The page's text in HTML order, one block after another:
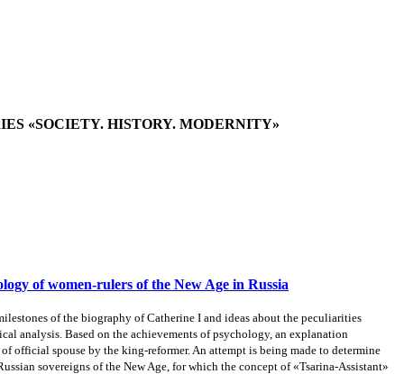
«SOCIETY. HISTORY. MODERNITY»
of women-rulers of the New Age in Russia
of the biography of Catherine I and ideas about the peculiarities
analysis. Based on the achievements of psychology, an explanation
official spouse by the king-reformer. An attempt is being made to determine
sovereigns of the New Age, for which the concept of «Tsarina-Assistant»